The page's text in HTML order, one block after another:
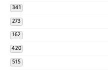
341
273
162
420
515